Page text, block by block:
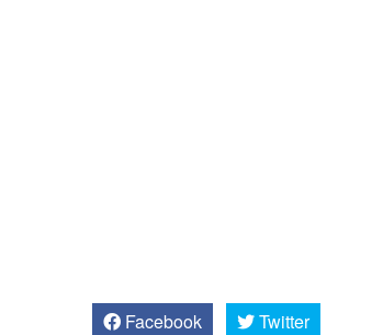
Facebook Twitter